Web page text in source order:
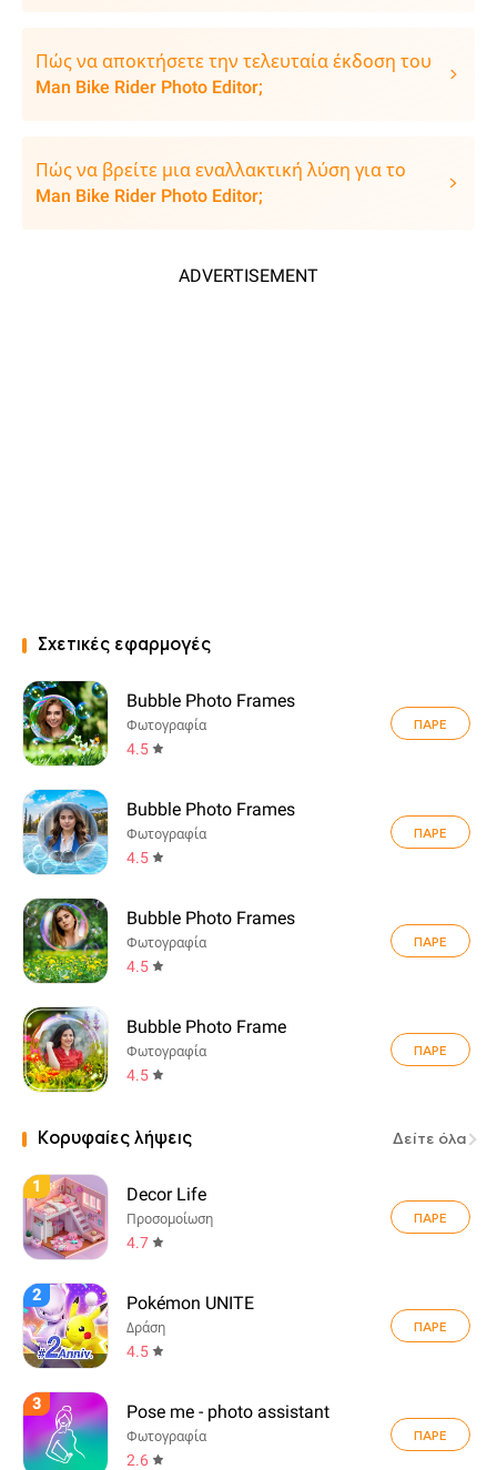
Πώς να αποκτήσετε την τελευταία έκδοση του
Man Bike Rider Photo Editor;
Πώς να βρείτε μια εναλλακτική λύση για το
Man Bike Rider Photo Editor;
ADVERTISEMENT
Σχετικές εφαρμογές
Bubble Photo Frames
Φωτογραφία
4.5
ΠΑΡΕ
Bubble Photo Frames
Φωτογραφία
4.5
ΠΑΡΕ
Bubble Photo Frames
Φωτογραφία
4.5
ΠΑΡΕ
Bubble Photo Frame
Φωτογραφία
4.5
ΠΑΡΕ
Κορυφαίες λήψεις Δείτε όλα
1 Decor Life
Προσομοίωση
4.7
ΠΑΡΕ
2 Pokémon UNITE
Δράση
4.5
ΠΑΡΕ
3 Pose me - photo assistant
Φωτογραφία
2.6
ΠΑΡΕ